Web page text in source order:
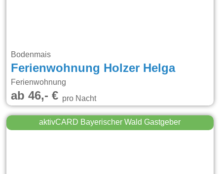
Bodenmais
Ferienwohnung Holzer Helga
Ferienwohnung
ab 46,- €pro Nacht
aktivCARD Bayerischer Wald Gastgeber